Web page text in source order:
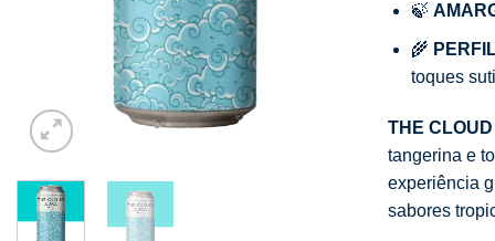
🍃
🌾
toques
THE
tangerina e
experiência
sabores